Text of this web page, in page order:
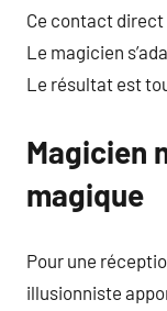
Ce contact
Le magicien
Le résultat est
Magicien
magique
Pour une
illusionniste